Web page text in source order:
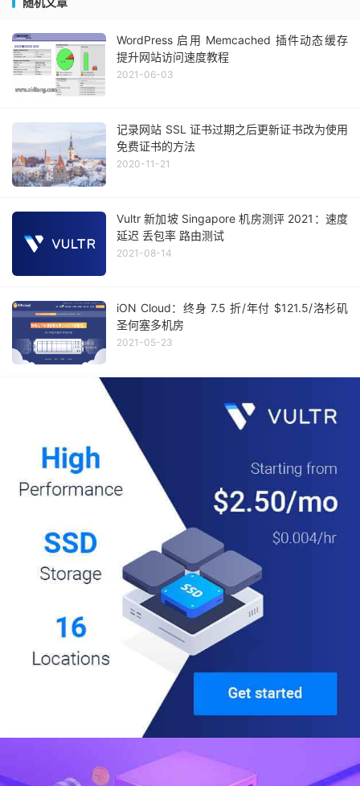
WordPress 启用 Memcached 插件动态缓存
提升网站访问速度教程
2021-06-03
记录网站 SSL 证书过期之后更新证书改为使用
免费证书的方法
2020-11-21
Vultr 新加坡 Singapore 机房测评 2021：速度
延迟 丢包率 路由测试
2021-08-14
iON Cloud：终身 7.5 折/年付 $121.5/洛杉矶
圣何塞多机房
2021-05-23